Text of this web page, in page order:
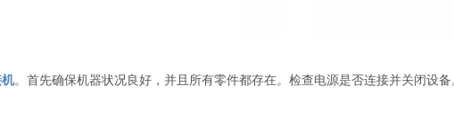
机。首先确保机器状况良好，并且所有零件都存在。检查电源是否连接并关闭设